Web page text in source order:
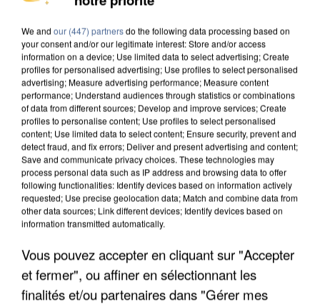
MAFIA INTERPELLÉ EN ALGÉRIE
UN SECOND CADRE DE LA DZ MAFIA
INTERPELLÉ EN ALGÉRIE
We and our (447) partnersdo the following data processing based on
your consent and/or our legitimate interest: Store and/or access
information on a device; Use limited data to select advertising; Create
profiles for personalised advertising; Use profiles to select personalised
advertising; Measure advertising performance; Measure content
performance; Understand audiences through statistics or combinations
of data from different sources; Develop and improve services; Create
profiles to personalise content; Use profiles to select personalised
content; Use limited data to select content; Ensure security, prevent and
detect fraud, and fix errors; Deliver and present advertising and content;
Save and communicate privacy choices. These technologies may
process personal data such as IP address and browsing data to offer
following functionalities: Identify devices based on information actively
requested; Use precise geolocation data; Match and combine data from
other data sources; Link different devices; Identify devices based on
information transmitted automatically.
Vous pouvez accepter en cliquant sur "Accepter
et fermer", ou affiner en sélectionnant les
finalités et/ou partenaires dans "Gérer mes